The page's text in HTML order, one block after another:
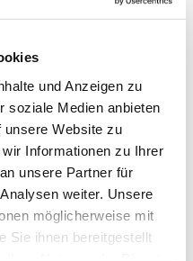
und Anzeigen zu
soziale Medien anbieten
unsere Website zu
Informationen zu Ihrer
unsere Partner für
weiter. Unsere
möglicherweise mit
Sie ihnen bereitgestellt
Sie auch